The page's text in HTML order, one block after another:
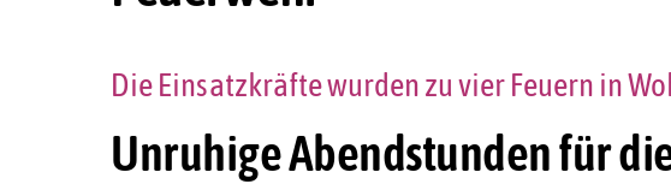
Unruhige Abendstunden für
Die Einsatzkräfte wurden zu vier Feuern in